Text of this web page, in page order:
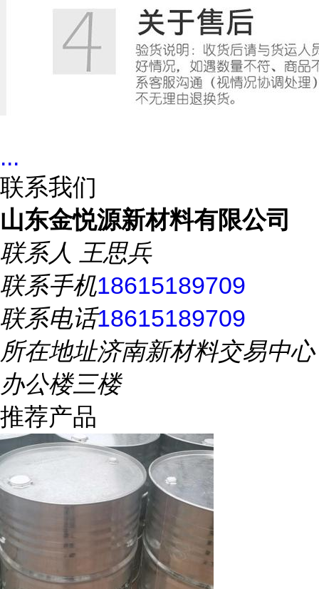
...
联系我们
山东金悦源新材料有限公司
联系人 王思兵
联系手机18615189709
联系电话18615189709
所在地址济南新材料交易中心
办公楼三楼
推荐产品